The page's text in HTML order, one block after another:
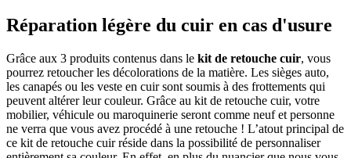
Réparation légère du cuir en cas d'usure
Grâce aux 3 produits contenus dans le kit de retouche cuir, vous
pourrez retoucher les décolorations de la matière. Les sièges auto,
les canapés ou les veste en cuir sont soumis à des frottements qui
peuvent altérer leur couleur. Grâce au kit de retouche cuir, votre
mobilier, véhicule ou maroquinerie seront comme neuf et personne
ne verra que vous avez procédé à une retouche ! L’atout principal de
ce kit de retouche cuir réside dans la possibilité de personnaliser